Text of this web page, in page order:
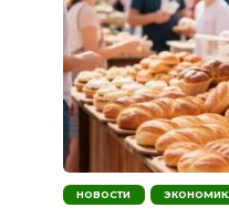
НОВОСТИ